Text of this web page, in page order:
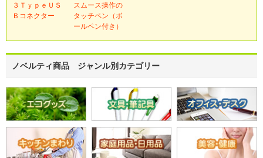
３ＴｙｐｅＵＳ
Ｂコネクター
スムース操作の
タッチペン（ボ
ールペン付き）
ノベルティ商品 ジャンル別カテゴリー